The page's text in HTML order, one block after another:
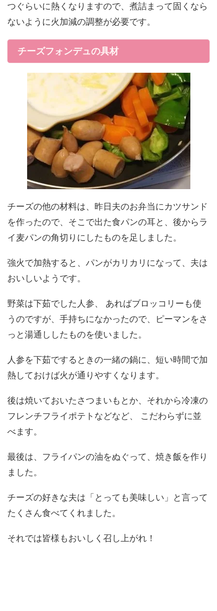
つぐらいに熱くなりますので、煮詰まって固くなら
ないように火加減の調整が必要です。
チーズフォンデュの具材
チーズの他の材料は、昨日夫のお弁当にカツサンド
を作ったので、そこで出た食パンの耳と、後からラ
イ麦パンの角切りにしたものを足しました。
強火で加熱すると、パンがカリカリになって、夫は
おいしいようです。
野菜は下茹でした人参、 あればブロッコリーも使
うのですが、手持ちになかったので、ピーマンをさ
っと湯通ししたものを使いました。
人参を下茹でするときの一緒の鍋に、短い時間で加
熱しておけば火が通りやすくなります。
後は焼いておいたさつまいもとか、それから冷凍の
フレンチフライポテトなどなど、 こだわらずに並
べます。
最後は、フライパンの油をぬぐって、焼き飯を作り
ました。
チーズの好きな夫は「とっても美味しい」と言って
たくさん食べてくれました。
それでは皆様もおいしく召し上がれ！